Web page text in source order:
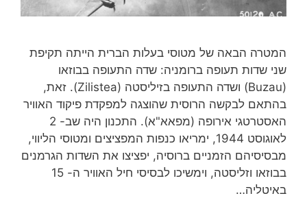
המטרה הבאה של מטוסי בעלות הברית הייתה תקיפת
שני שדות תעופה ברומניה: שדה התעופה בבוזאו
(Buzau) ושדה התעופה בזיליסטה (Zilistea). זאת,
בהתאם לבקשה הרוסית שהוצגה למפקדת פיקוד האוויר
האסטרטגי אירופה (מפאא"א). התכנון היה שב- 2
לאוגוסט 1944, ימריאו כנפות המפציצים ומטוסי הליווי,
מבסיסיהם הזמניים ברוסיה, יפציצו את השדות הגרמנים
בבוזאו וזליסטה, וימשיכו לבסיסי חיל האוויר ה- 15
באיטליה…